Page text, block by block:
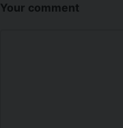
Your comment